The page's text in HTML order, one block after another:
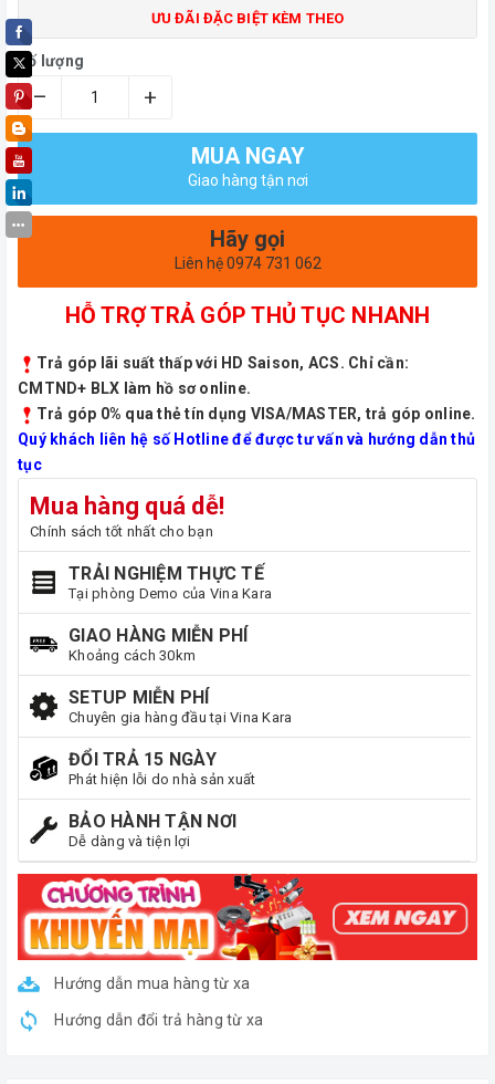
ƯU ĐÃI ĐẶC BIỆT KÈM THEO
Số lượng
– +
MUA NGAY
Giao hàng tận nơi
Hãy gọi
Liên hệ 0974 731 062
HỖ TRỢ TRẢ GÓP THỦ TỤC NHANH
Trả góp lãi suất thấp với HD Saison, ACS. Chỉ cần:
CMTND+ BLX làm hồ sơ online.
Trả góp 0% qua thẻ tín dụng VISA/MASTER, trả góp online.
Quý khách liên hệ số Hotline để được tư vấn và hướng dẫn thủ
tục
Mua hàng quá dễ!
Chính sách tốt nhất cho bạn
TRẢI NGHIỆM THỰC TẾ
Tại phòng Demo của Vina Kara
GIAO HÀNG MIỄN PHÍ
Khoảng cách 30km
SETUP MIỄN PHÍ
Chuyên gia hàng đầu tại Vina Kara
ĐỔI TRẢ 15 NGÀY
Phát hiện lỗi do nhà sản xuất
BẢO HÀNH TẬN NƠI
Dễ dàng và tiện lợi
Hướng dẫn mua hàng từ xa
Hướng dẫn đổi trả hàng từ xa